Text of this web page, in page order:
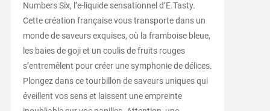
Numbers Six, l’e-liquide sensationnel d’E.Tasty.
Cette création française vous transporte dans un
monde de saveurs exquises, où la framboise bleue,
les baies de goji et un coulis de fruits rouges
s’entremêlent pour créer une symphonie de délices.
Plongez dans ce tourbillon de saveurs uniques qui
éveillent vos sens et laissent une empreinte